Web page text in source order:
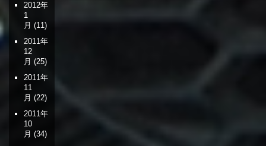
2012年
1
月 (11)
2011年
12
月 (25)
2011年
11
月 (22)
2011年
10
月 (34)